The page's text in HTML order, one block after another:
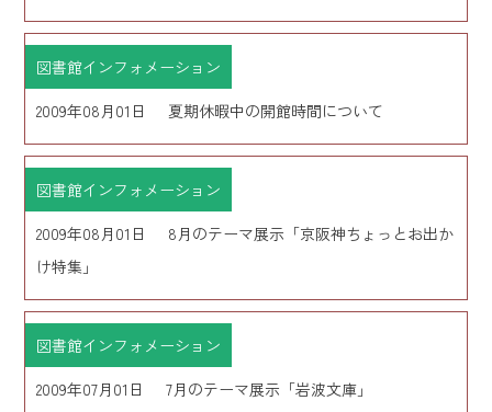
図書館インフォメーション
2009年08月01日
夏期休暇中の開館時間について
図書館インフォメーション
2009年08月01日
8月のテーマ展示「京阪神ちょっとお出か
け特集」
図書館インフォメーション
2009年07月01日
7月のテーマ展示「岩波文庫」